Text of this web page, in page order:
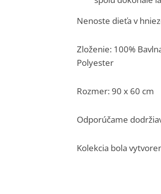
Nenoste dieťa v
Zloženie: 100%
Polyester
Rozmer: 90 x 60 cm
Odporúčame
Kolekcia bola